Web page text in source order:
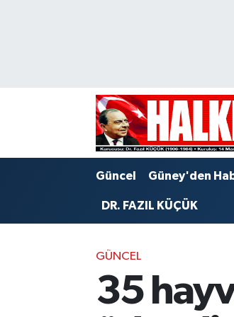
Güncel Güney'den
DR. FAZIL KÜÇÜK
GÜNCEL
35
Trafik Durumu
Puan Durumu ve Fikstür